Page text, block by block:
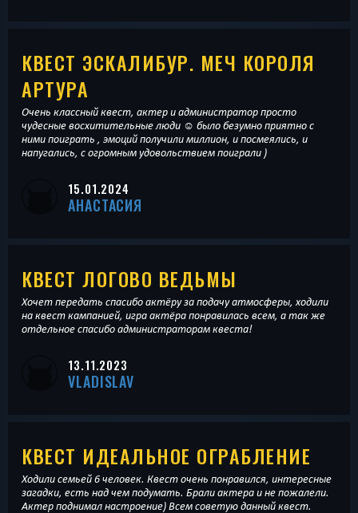
КВЕСТ ЭСКАЛИБУР. МЕЧ КОРОЛЯ
АРТУРА
Очень классный квест, актер и администратор просто
чудесные восхитительные люди ☺️ было безумно приятно с
ними поиграть , эмоций получили миллион, и посмеялись, и
напугались, с огромным удовольствием поиграли )
15.01.2024
АНАСТАСИЯ
КВЕСТ ЛОГОВО ВЕДЬМЫ
Хочет передать спасибо актёру за подачу атмосферы, ходили
на квест кампанией, игра актёра понравилась всем, а так же
отдельное спасибо администраторам квеста!
13.11.2023
VLADISLAV
КВЕСТ ИДЕАЛЬНОЕ ОГРАБЛЕНИЕ
Ходили семьей 6 человек. Квест очень понравился, интересные
загадки, есть над чем подумать. Брали актера и не пожалели.
Актер поднимал настроение) Всем советую данный квест.